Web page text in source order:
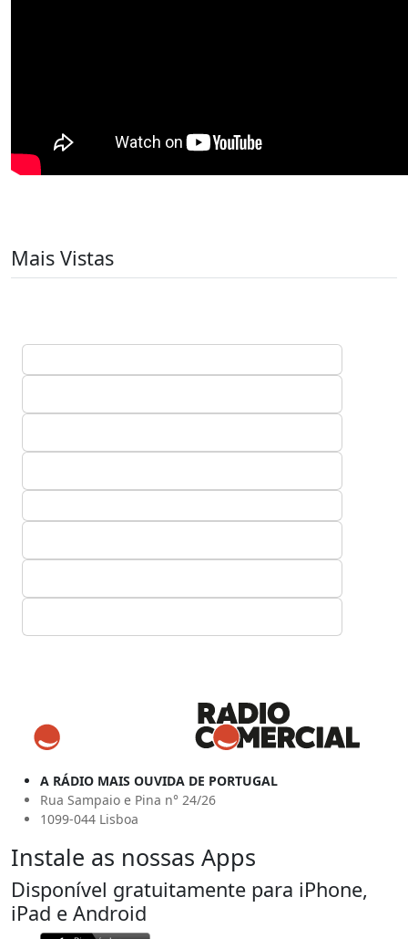
Mais Vistas
A RÁDIO MAIS OUVIDA DE PORTUGAL
Rua Sampaio e Pina n° 24/26
1099-044 Lisboa
Instale as nossas Apps
Disponível gratuitamente para iPhone,
iPad e Android